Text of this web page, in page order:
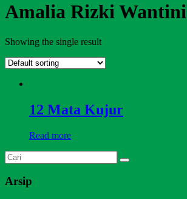
Amalia Rizki Wantini
Showing the single result
12 Mata Kujur
Read more
Arsip